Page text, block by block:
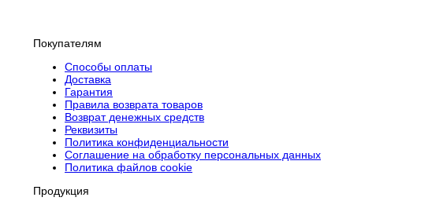
Покупателям
Способы оплаты
Доставка
Гарантия
Правила возврата товаров
Возврат денежных средств
Реквизиты
Политика конфиденциальности
Соглашение на обработку персональных данных
Политика файлов cookie
Продукция